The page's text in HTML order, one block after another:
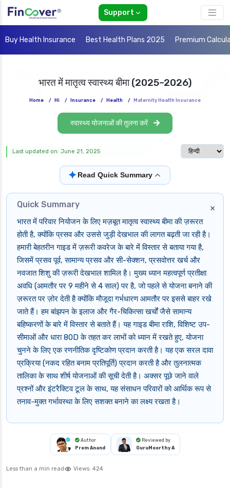
Support
Buy Health Insurance Best Health Plans 2025 Premium
भारत में मातृत्व स्वास्थ्य बीमा (2025–2026)
Home / Hi / Insurance / Health / Maternity Health Insurance
स्वास्थ्य योजनाओं की तुलना करें
Select
Last updated on: June 21, 2025
✦Read Quick Summary
×
Quick Summary
भारत में परिवार नियोजन के लिए मज़बूत मातृत्व स्वास्थ्य बीमा की ज़रूरत
होती है, क्योंकि प्रसव और उससे जुड़ी देखभाल की लागत बढ़ती जा रही है।
हमारी बेहतरीन गाइड में ज़रूरी कवरेज के बारे में विस्तार से बताया गया है,
जिसमें प्रसव पूर्व, सामान्य प्रसव और सी-सेक्शन, प्रसवोत्तर खर्च और
नवजात शिशु की ज़रूरी देखभाल शामिल है। मुख्य ध्यान महत्वपूर्ण प्रतीक्षा
अवधि (आमतौर पर 9 महीने से 4 साल) पर है, जो पहले से योजना बनाने की
ज़रूरत पर ज़ोर देती है क्योंकि मौजूदा गर्भधारण आमतौर पर इससे बाहर रखे
जाते हैं। हम बांझपन के इलाज और गैर-चिकित्सा खर्चों जैसे सामान्य
बहिष्करणों के बारे में विस्तार से बताते हैं। यह गाइड बीमा राशि, विशिष्ट उप-
सीमाओं और धारा 80D के तहत कर लाभों को ध्यान में रखते हुए, योजना
चुनने के लिए एक रणनीतिक दृष्टिकोण प्रदान करती है। यह एक सरल दावा
प्रक्रिया (नकद रहित बनाम प्रतिपूर्ति) प्रदान करती है और तुलनात्मक
तालिका के साथ शीर्ष योजनाओं की सूची देती है। अक्सर पूछे जाने वाले
प्रश्नों और इंटरैक्टिव टूल के साथ, यह संसाधन परिवारों को आर्थिक रूप से
तनाव-मुक्त गर्भावस्था के लिए सशक्त बनाने का लक्ष्य रखता है।
Author
Prem Anand
Reviewed by
GuruMoorthy A
Less than a min read Views: 424